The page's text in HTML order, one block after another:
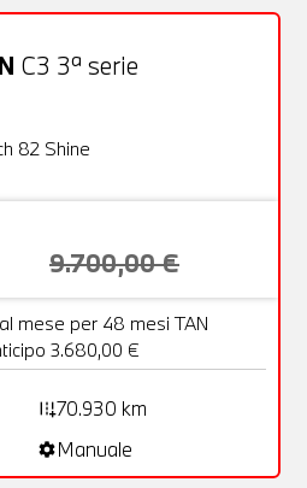
C3 3ª serie
82 Shine
9.700,00 €
al mese per 48 mesi TAN
3.680,00 €
add_road70.930 km
settingsManuale